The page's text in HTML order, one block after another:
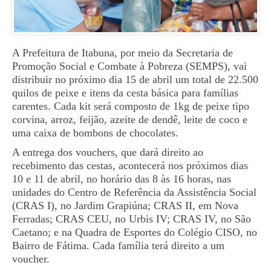
A Prefeitura de Itabuna, por meio da Secretaria de
Promoção Social e Combate à Pobreza (SEMPS), vai
distribuir no próximo dia 15 de abril um total de 22.500
quilos de peixe e itens da cesta básica para famílias
carentes. Cada kit será composto de 1kg de peixe tipo
corvina, arroz, feijão, azeite de dendê, leite de coco e
uma caixa de bombons de chocolates.
A entrega dos vouchers, que dará direito ao
recebimento das cestas, acontecerá nos próximos dias
10 e 11 de abril, no horário das 8 às 16 horas, nas
unidades do Centro de Referência da Assistência Social
(CRAS I), no Jardim Grapiúna; CRAS II, em Nova
Ferradas; CRAS CEU, no Urbis IV; CRAS IV, no São
Caetano; e na Quadra de Esportes do Colégio CISO, no
Bairro de Fátima. Cada família terá direito a um
voucher.